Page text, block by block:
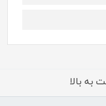
به بالا